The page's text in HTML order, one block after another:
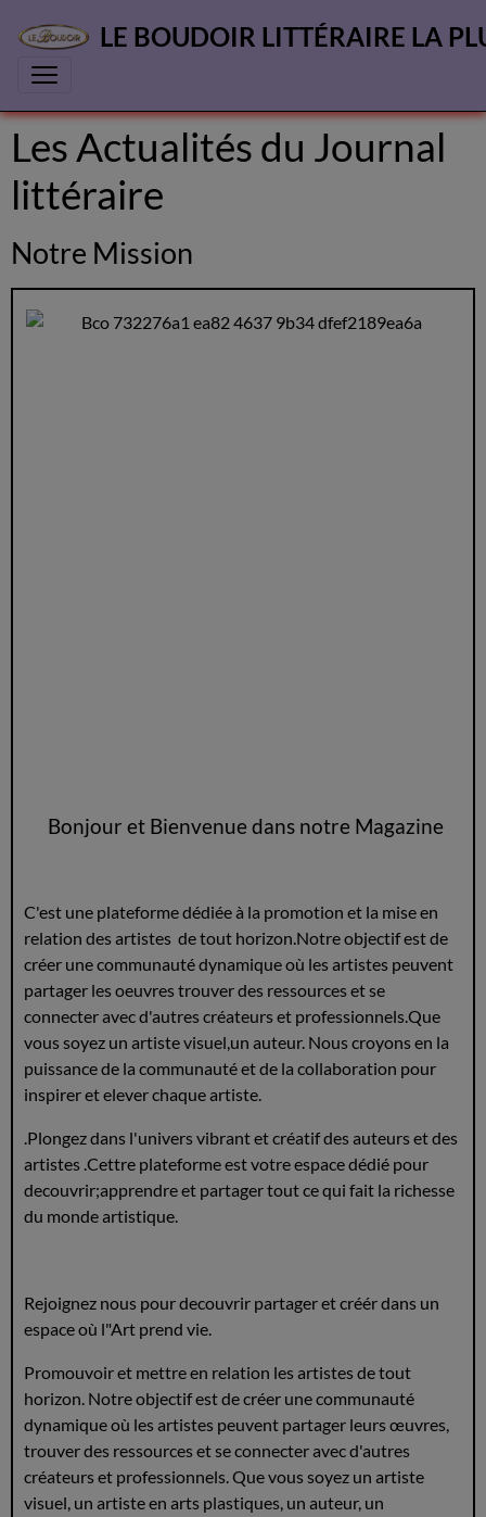
LE BOUDOIR LITTÉRAIRE LA
Les Actualités du Journal
littéraire
Notre Mission
Bonjour et Bienvenue dans notre Magazine
C'est une plateforme dédiée à la promotion et la mise en
relation des artistes de tout horizon.Notre objectif est de
créer une communauté dynamique où les artistes peuvent
partager les oeuvres trouver des ressources et se
connecter avec d'autres créateurs et professionnels.Que
vous soyez un artiste visuel,un auteur. Nous croyons en la
puissance de la communauté et de la collaboration pour
inspirer et elever chaque artiste.
.Plongez dans l'univers vibrant et créatif des auteurs et des
artistes .Cettre plateforme est votre espace dédié pour
decouvrir;apprendre et partager tout ce qui fait la richesse
du monde artistique.
Rejoignez nous pour decouvrir partager et créér dans un
espace où l"Art prend vie.
Promouvoir et mettre en relation les artistes de tout
horizon. Notre objectif est de créer une communauté
dynamique où les artistes peuvent partager leurs œuvres,
trouver des ressources et se connecter avec d'autres
créateurs et professionnels. Que vous soyez un artiste
visuel, un artiste en arts plastiques, un auteur, un